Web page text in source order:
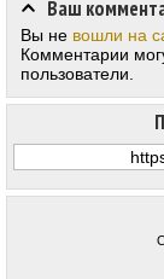
Ваш
Вы не вошли на
Комментарии
пользователи.